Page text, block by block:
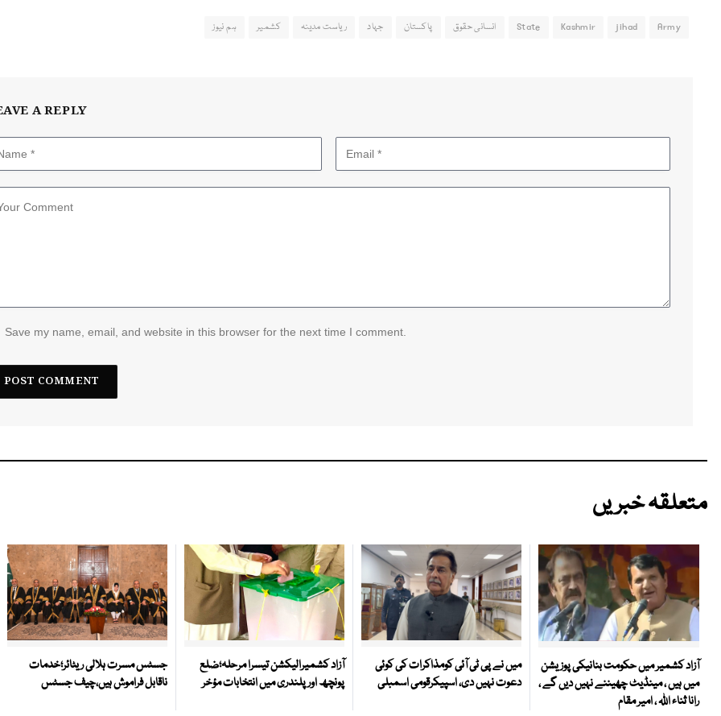
Army
jihad
Kashmir
State انسانی حقوق پاکستان جہاد ریاست مدینہ کشمیر ہم نیوز
A REPLY
Save my name, email, and website in this browser for the next time I comment.
متعلقہ خبریں
آزاد کشمیر میں حکومت بنانیکی پوزیشن
میں ہیں ، مینڈیٹ چھیننے نہیں دیں گے ،
رانا ثناء اللہ ، امیر مقام
میں نے پی ٹی آئی کومذاکرات کی کوئی
دعوت نہیں دی، اسپیکرقومی اسمبلی
آزاد کشمیرالیکشن تیسرا مرحلہ؛ضلع
پونچھ اور پلندری میں انتخابات مؤخر
جسٹس مسرت ہلالی ریٹائر؛خدمات
ناقابل فراموش ہیں،چیف جسٹس